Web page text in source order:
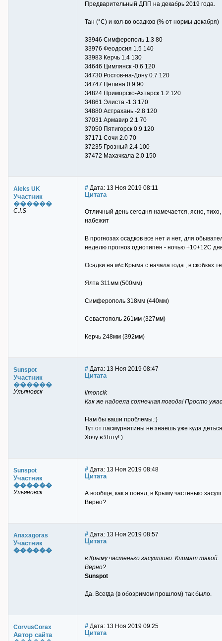
Предварительный ДПП на декабрь 2019 года.
Тан (°С) и кол-во осадков (% от нормы декабря)
33946 Симферополь 1.3 80
33976 Феодосия 1.5 140
33983 Керчь 1.4 130
34646 Цимлянск -0.6 120
34730 Ростов-на-Дону 0.7 120
34747 Целина 0.9 90
34824 Приморско-Ахтарск 1.2 120
34861 Элиста -1.3 170
34880 Астрахань -2.8 120
37031 Армавир 2.1 70
37050 Пятигорск 0.9 120
37171 Сочи 2.0 70
37235 Грозный 2.4 100
37472 Махачкала 2.0 150
Aleks UK
Участник
������
C.I.S
# Дата: 13 Ноя 2019 08:11
Цитата
Отличный день сегодня намечается, ясно,
набежит
В прогнозах осадков все нет и нет, для
неделю прогноз однотипен - ночью +10+12С
Осадки на м\с Крыма с начала года , в скобках
Ялта 311мм (500мм)
Симферополь 318мм (440мм)
Севастополь 261мм (327мм)
Керчь 248мм (392мм)
Sunspot
Участник
������
Ульяновск
# Дата: 13 Ноя 2019 08:47
Цитата
limoncik
Как же надоела солнечная погода! Просто
Нам бы ваши проблемы.:)
Тут от пасмурнятины не знаешь уже куда
Хочу в Ялту!:)
Sunspot
Участник
������
Ульяновск
# Дата: 13 Ноя 2019 08:48
Цитата
А вообще, как я понял, в Крыму частенько
Верно?
Anaxagoras
Участник
������
# Дата: 13 Ноя 2019 08:57
Цитата
в Крыму частенько засушливо. Климат такой.
Верно?
Sunspot
Да. Всегда (в обозримом прошлом) так было.
CorvusCorax
Автор сайта
# Дата: 13 Ноя 2019 09:25
Цитата